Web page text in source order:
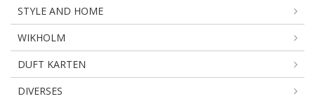
STYLE AND HOME
WIKHOLM
DUFT KARTEN
DIVERSES